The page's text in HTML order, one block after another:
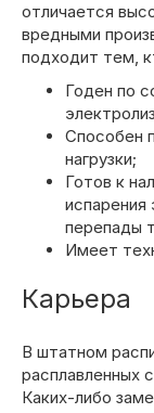
отличается
вредными
подходит тем,
Годен по
Способен
нагрузки;
Готов к
испарения
перепады
Имеет
Карьера
В штатном
расплавленных
Каких-либо